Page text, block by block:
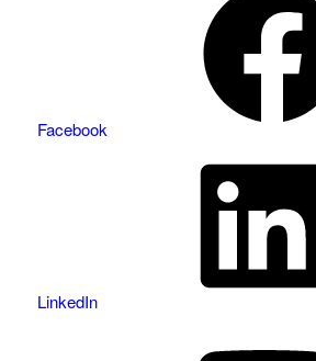
Facebook
LinkedIn